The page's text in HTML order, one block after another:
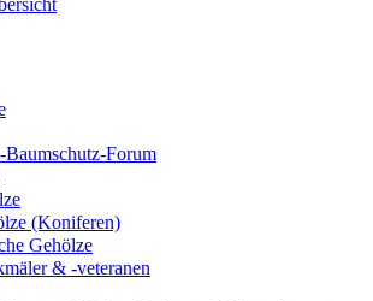
Forum
(Koniferen)
Gehölze
& -veteranen